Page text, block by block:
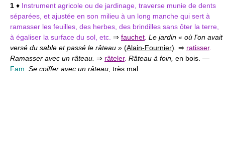
1 ♦ Instrument agricole ou de jardinage, traverse munie de dents
séparées, et ajustée en son milieu à un long manche qui sert à
ramasser les feuilles, des herbes, des brindilles sans ôter la terre,
à égaliser la surface du sol, etc. ⇒ fauchet Le jardin « où l'on avait
versé du sable et passé le râteau » (Alain-Fournier) ⇒ ratisser.
Ramasser avec un râteau. ⇒ râteler. Râteau à foin, en bois. —
Fam. Se coiffer avec un râteau, très mal.